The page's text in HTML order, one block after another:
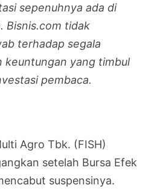
sepenuhnya ada di
Bisnis.com tidak
terhadap segala
keuntungan yang timbul
pembaca.
Agro Tbk. (FISH)
setelah Bursa Efek
suspensinya.